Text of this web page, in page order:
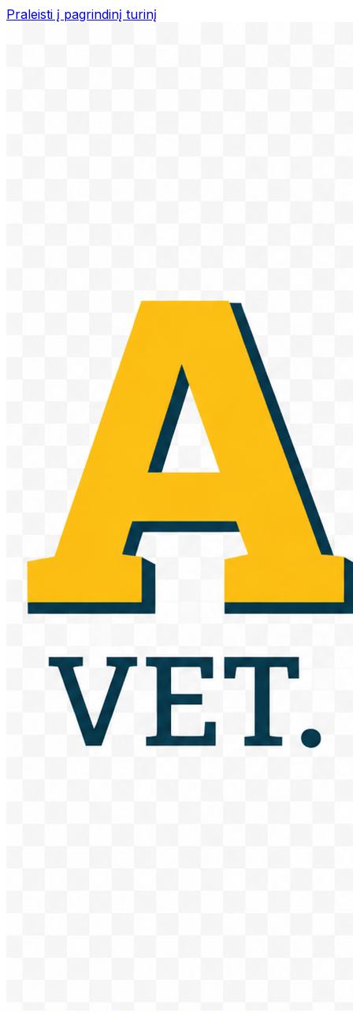
Praleisti į pagrindinį turinį